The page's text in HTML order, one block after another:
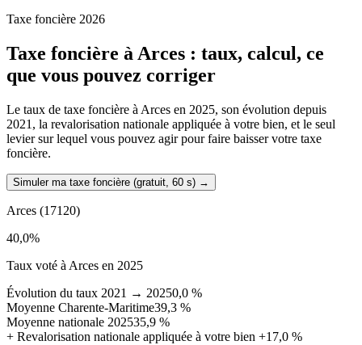
Taxe foncière 2026
Taxe foncière àArces : taux, calcul, ce
que vous pouvez corriger
Le taux de taxe foncière à Arces en 2025, son évolution depuis
2021, la revalorisation nationale appliquée à votre bien, et le seul
levier sur lequel vous pouvez agir pour faire baisser votre taxe
foncière.
Simuler ma taxe foncière (gratuit, 60 s) →
Arces (17120)
40,0%
Taux voté à Arces en 2025
Évolution du taux 2021 → 20250,0 %
Moyenne Charente-Maritime39,3 %
Moyenne nationale 202535,9 %
+ Revalorisation nationale appliquée à votre bien +17,0 %